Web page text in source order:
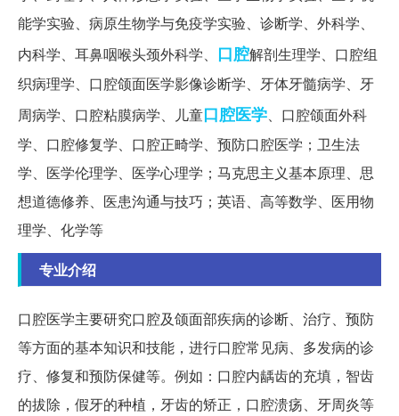
能学实验、病原生物学与免疫学实验、诊断学、外科学、
内科学、耳鼻咽喉头颈外科学、 口腔解剖生理学、口腔组
织病理学、口腔颌面医学影像诊断学、牙体牙髓病学、牙
周病学、口腔粘膜病学、儿童口腔医学、口腔颌面外科
学、口腔修复学、口腔正畸学、预防口腔医学；卫生法
学、医学伦理学、医学心理学；马克思主义基本原理、思
想道德修养、医患沟通与技巧；英语、高等数学、医用物
理学、化学等
专业介绍
口腔医学主要研究口腔及颌面部疾病的诊断、治疗、预防
等方面的基本知识和技能，进行口腔常见病、多发病的诊
疗、修复和预防保健等。例如：口腔内龋齿的充填，智齿
的拔除，假牙的种植，牙齿的矫正，口腔溃疡、牙周炎等